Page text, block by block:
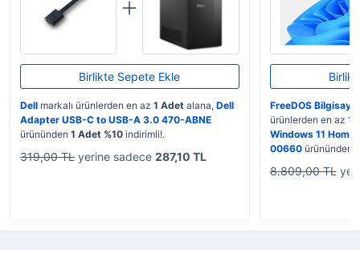
Birlikte Sepete Ekle
Dell markalı ürünlerden en az 1 Adet alana, Dell
Adapter USB-C to USB-A 3.0 470-ABNE
ürününden 1 Adet %10 indirimli!.
319,00 TL yerine sadece 287,10 TL
FreeDOS Bilgisayar
ürünlerden en az 1
Windows 11
00660ürününden
8.809,00 TL